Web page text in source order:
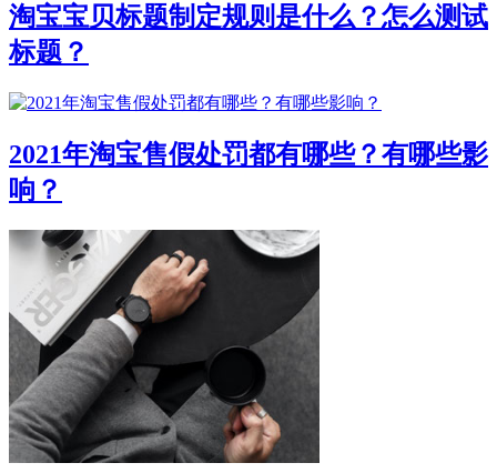
淘宝宝贝标题制定规则是什么？怎么测试
标题？
2021年淘宝售假处罚都有哪些？有哪些影
响？